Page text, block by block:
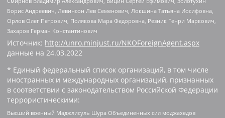
Борис Андреевич, Левинсон Лев Семенович, Локшина Татьяна Иосифовна,
Орлов Олег Петрович, Полякова Мара Федоровна, Резник Генри Маркович,
Захаров Герман Константинович
Источник: http://unro.minjust.ru/NKOForeignAgent.aspx
данные на 24.03.2022
* Единый федеральный список организаций, в том числе
иностранных и международных организаций, признанных
в соответствии с законодательством Российской Федерации
террористическими:
Высший военный Маджлисуль Шура Объединенных сил моджахедов